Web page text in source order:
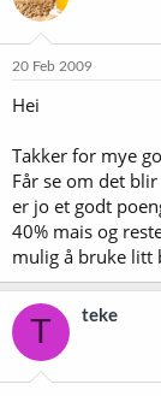
20 Feb 2009
Hei
Takker for mye
Får se om det
er jo et godt
40% mais og
mulig å bruke litt
T teke